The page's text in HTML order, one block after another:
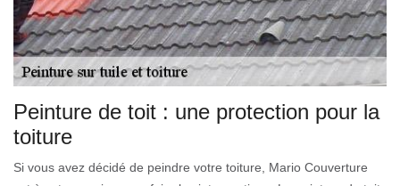
Peinture de toit : une protection pour la
toiture
Si vous avez décidé de peindre votre toiture, Mario Couverture